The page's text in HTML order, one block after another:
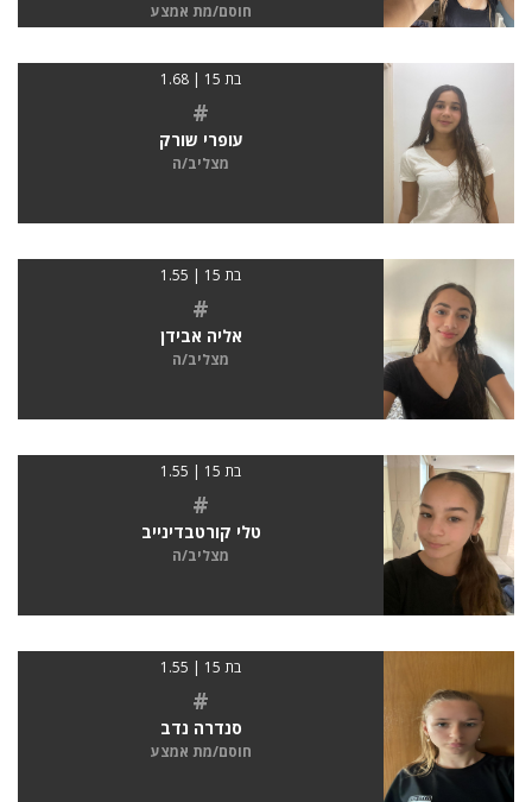
חוסם/מת אמצע
בת 15 | 1.68
#
עופרי שורק
מצליב/ה
בת 15 | 1.55
#
אליה אבידן
מצליב/ה
בת 15 | 1.55
#
טלי קורטבדינייב
מצליב/ה
בת 15 | 1.55
#
סנדרה נדב
חוסם/מת אמצע